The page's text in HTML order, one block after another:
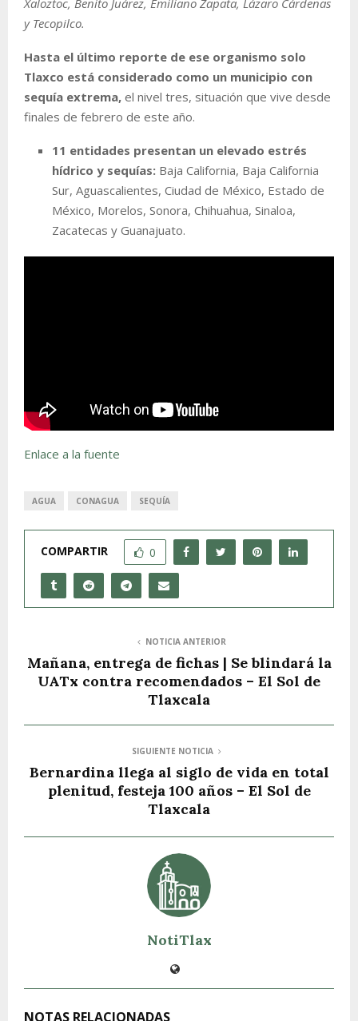
y Tecopilco.
Hasta el último reporte de ese organismo solo
Tlaxco está considerado como un municipio con
sequía extrema, el nivel tres, situación que vive desde
finales de febrero de este año.
11 entidades presentan un elevado estrés
hídrico y sequías: Baja California, Baja California
Sur, Aguascalientes, Ciudad de México, Estado de
México, Morelos, Sonora, Chihuahua, Sinaloa,
Zacatecas y Guanajuato.
Enlace a la fuente
AGUA CONAGUA SEQUÍA
COMPARTIR 0
NOTICIA ANTERIOR
Mañana, entrega de fichas | Se blindará la
UATx contra recomendados – El Sol de
Tlaxcala
SIGUIENTE NOTICIA
Bernardina llega al siglo de vida en total
plenitud, festeja 100 años – El Sol de
Tlaxcala
NotiTlax
NOTAS RELACIONADAS